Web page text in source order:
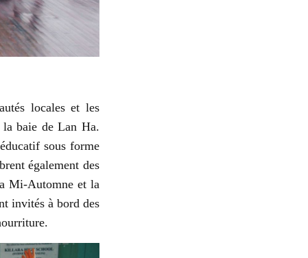
locales et les
baie de Lan Ha.
sous forme
également des
Mi-Automne et la
invités à bord des